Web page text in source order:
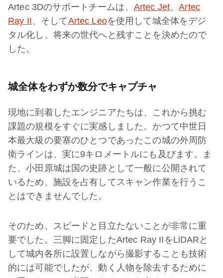
Artec 3Dのサポートチームは、 Artec Jet、Artec
Ray II、そしてArtec Leoを使用して城全体をデジ
タル化し、将来の世代へと残すことを決めたので
した。
城全体をわずか数分でキャプチャ
現地に到着したエンジニアたちは、これから挑む
課題の規模をすぐに実感しました。かつて中世日
本最大級の要塞のひとつであったこの城の外周防
衛ラインは、実に9キロメートルにも及びます。ま
た、小田原城は国の史跡として一般に公開されて
いるため、施設を占有してスキャン作業を行うこ
とはできませんでした。
そのため、スピードと目立たないことが非常に重
要でした。三脚に固定したArtec Ray IIをLiDARと
して城内各所に設置しながら撮影することも技術
的には可能でしたが、動く人物を除去するために